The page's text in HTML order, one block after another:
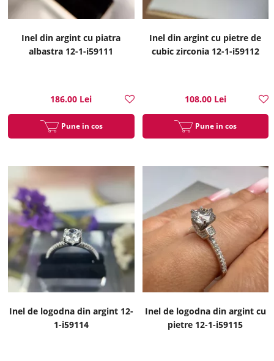
Inel din argint cu piatra
albastra 12-1-i59111
186.00 Lei
Pune in cos
Inel din argint cu pietre de
cubic zirconia 12-1-i59112
108.00 Lei
Pune in cos
Inel de logodna din argint 12-
1-i59114
Inel de logodna din argint cu
pietre 12-1-i59115